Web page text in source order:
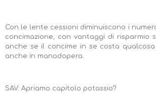
Con le lente cessioni diminuiscono i
concimazione, con vantaggi di risparmio
anche se il concime in se costa
anche in manodopera.
SAV: Apriamo capitolo potassio?